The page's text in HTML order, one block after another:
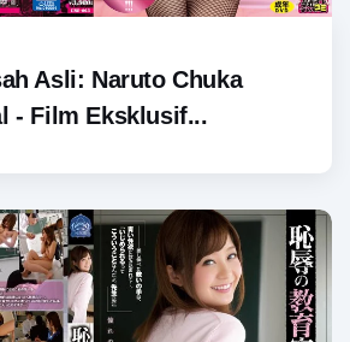
Asli: Naruto Chuka
- Film Eksklusif...